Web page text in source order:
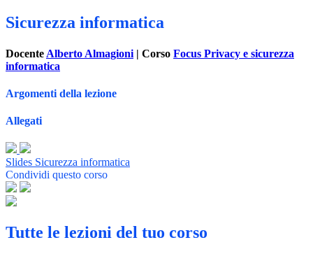
Sicurezza informatica
Docente Alberto Almagioni | Corso Focus Privacy e sicurezza
informatica
Argomenti della lezione
Allegati
Slides Sicurezza informatica
Condividi questo corso
Tutte le lezioni del tuo corso